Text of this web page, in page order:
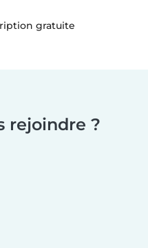
gratuite
rejoindre ?